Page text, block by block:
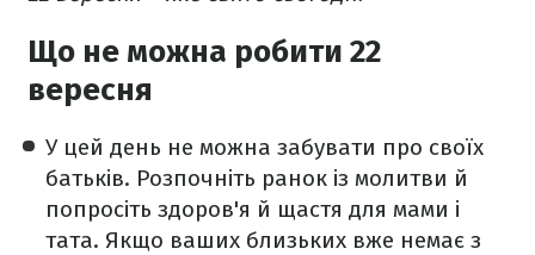
Що не можна робити 22
вересня
У цей день не можна забувати про своїх
батьків. Розпочніть ранок із молитви й
попросіть здоров'я й щастя для мами і
тата. Якщо ваших близьких вже немає з